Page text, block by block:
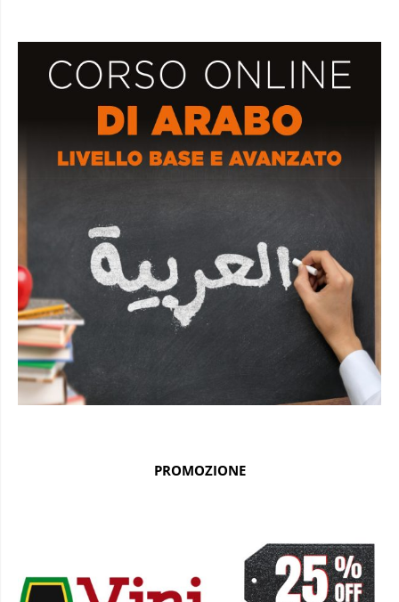
PROMOZIONE